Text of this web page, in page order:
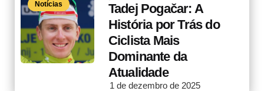
Notícias
by
Tadej Pogačar: A
História por Trás do
Ciclista Mais
Dominante da
Atualidade
1 de dezembro de 2025